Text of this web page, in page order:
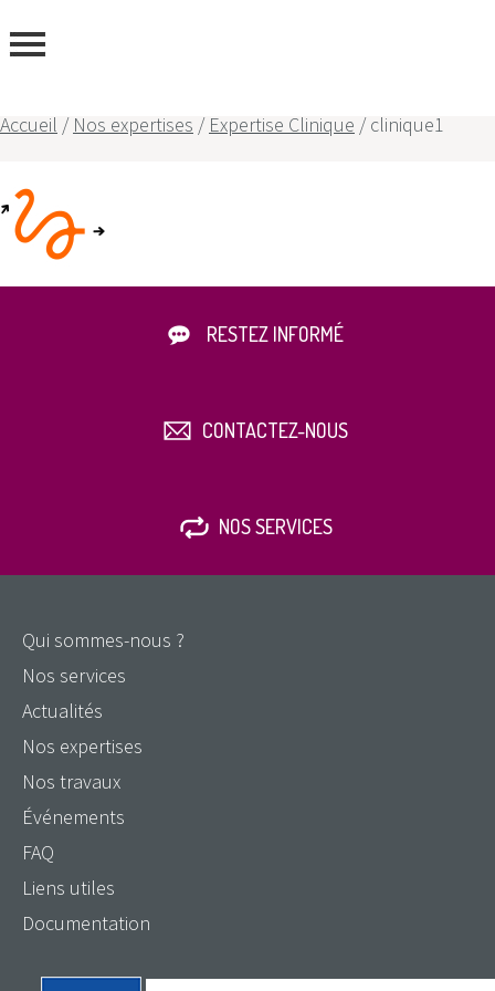
Accueil / Nos expertises / Expertise Clinique /clinique1
RESTEZ INFORMÉ
CONTACTEZ-NOUS
NOS SERVICES
Qui sommes-nous ?
Nos services
Actualités
Nos expertises
Nos travaux
Événements
FAQ
Liens utiles
Documentation